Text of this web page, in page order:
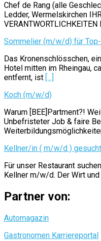
Chef de Rang (alle
Ledder, Wermelskirchen
VERANTWORTLICHKEITEN
Sommelier (m/w/d) für
Das Kronenschlösschen,
Hotel mitten im Rheingau,
entfernt, ist [...]
Koch (m/w/d)
Warum [BEE]Partment?!
Unbefristeter Job & faire
Kellner/in ( m/w/d )
Für unser Restaurant
Kellner m/w/d. Der Wirt
Partner von:
Automagazin
Gastronomen Karriereportal